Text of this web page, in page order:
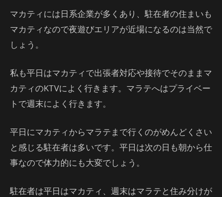
マカティには日系企業が多くあり、駐在者の住まいも
マカティなので夜遊びエリアが近場になるのは当然で
しょう。
私も平日はマカティで出張者対応や接待でそのままマ
カティのKTVによく行きます。マラテへはプライベー
トで週末によく行きます。
平日にマカティからマラテまで行くのがめんどくさい
と感じる駐在者は多いです。平日は次の日も朝から仕
事なので体力的にも大変でしょう。
駐在者は平日はマカティ、週末はマラテと住み分けが